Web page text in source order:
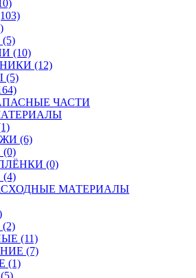
(10)
(12)
(5)
ЧАСТИ
(6)
(0)
МАТЕРИАЛЫ
(11)
(7)
(1)